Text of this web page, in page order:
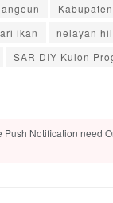
ikan
nelayan
SAR DIY Kulon
Push Notification need